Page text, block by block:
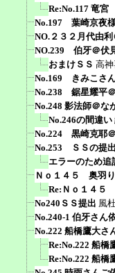
Re:No.117 竜
No.197 葉崎京夜
NO.２３２月代由
NO.239 伯牙＠伏
おまけＳＳ 高
No.169 きみこさ
No.238 鋸星耀平
No.248 影法師＠な
No.246の間違い
No.224 黒崎克耶
No.253 ＳＳの提出
エラーのため追
Ｎｏ１４５ 奥羽
Re:Ｎｏ１４５
No240ＳＳ提出 風
No.240-1 伯牙さん
No.222 船橋鷹大さ
Re:No.222 船橋
Re:No.222 船橋